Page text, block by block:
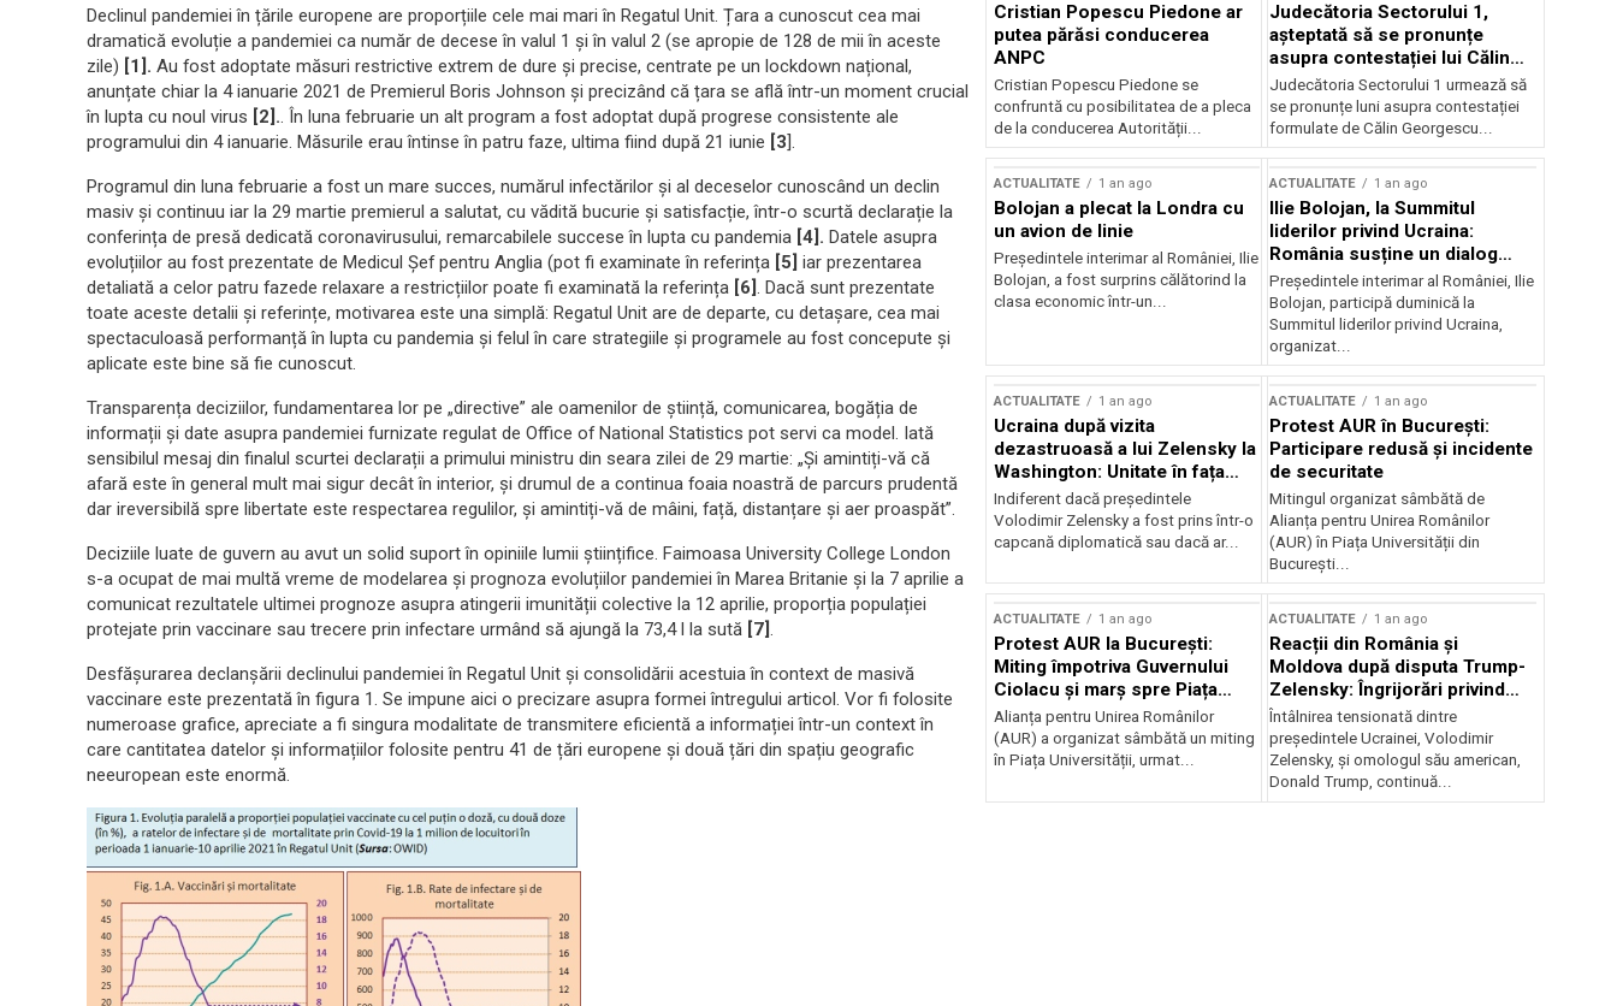
Declinul pandemiei în țările europene are proporțiile cele mai mari în Regatul Unit. Țara a cunoscut cea mai
dramatică evoluție a pandemiei ca număr de decese în valul 1 și în valul 2 (se apropie de 128 de mii în aceste
zile) [1]. Au fost adoptate măsuri restrictive extrem de dure și precise, centrate pe un lockdown național,
anunțate chiar la 4 ianuarie 2021 de Premierul Boris Johnson și precizând că țara se află într-un moment crucial
în lupta cu noul virus [2].. În luna februarie un alt program a fost adoptat după progrese consistente ale
programului din 4 ianuarie. Măsurile erau întinse în patru faze, ultima fiind după 21 iunie [3].
Programul din luna februarie a fost un mare succes, numărul infectărilor și al deceselor cunoscând un declin
masiv și continuu iar la 29 martie premierul a salutat, cu vădită bucurie și satisfacție, într-o scurtă declarație la
conferința de presă dedicată coronavirusului, remarcabilele succese în lupta cu pandemia [4]. Datele asupra
evoluțiilor au fost prezentate de Medicul Șef pentru Anglia (pot fi examinate în referința [5] iar prezentarea
detaliată a celor patru fazede relaxare a restricțiilor poate fi examinată la referința [6]. Dacă sunt prezentate
toate aceste detalii și referințe, motivarea este una simplă: Regatul Unit are de departe, cu detașare, cea mai
spectaculoasă performanță în lupta cu pandemia și felul în care strategiile și programele au fost concepute și
aplicate este bine să fie cunoscut.
Transparența deciziilor, fundamentarea lor pe „directive” ale oamenilor de știință, comunicarea, bogăția de
informații și date asupra pandemiei furnizate regulat de Office of National Statistics pot servi ca model. Iată
sensibilul mesaj din finalul scurtei declarații a primului ministru din seara zilei de 29 martie: „Și amintiți-vă că
afară este în general mult mai sigur decât în interior, și drumul de a continua foaia noastră de parcurs prudentă
dar ireversibilă spre libertate este respectarea regulilor, și amintiți-vă de mâini, față, distanțare și aer proaspăt”.
Deciziile luate de guvern au avut un solid suport în opiniile lumii științifice. Faimoasa University College London
s-a ocupat de mai multă vreme de modelarea și prognoza evoluțiilor pandemiei în Marea Britanie și la 7 aprilie a
comunicat rezultatele ultimei prognoze asupra atingerii imunității colective la 12 aprilie, proporția populației
protejate prin vaccinare sau trecere prin infectare urmând să ajungă la 73,4 l la sută [7].
Desfășurarea declanșării declinului pandemiei în Regatul Unit și consolidării acestuia în context de masivă
vaccinare este prezentată în figura 1. Se impune aici o precizare asupra formei întregului articol. Vor fi folosite
numeroase grafice, apreciate a fi singura modalitate de transmitere eficientă a informației într-un context în
care cantitatea datelor și informațiilor folosite pentru 41 de țări europene și două țări din spațiu geografic
neeuropean este enormă.
Cristian Popescu Piedone ar
putea părăsi conducerea
ANPC
Cristian Popescu Piedone se
confruntă cu posibilitatea de a pleca
de la conducerea Autorității...
Judecătoria Sectorului 1,
așteptată să se pronunțe
asupra contestației lui Călin
Georgescu privind controlul
judiciar
Judecătoria Sectorului 1 urmează să
se pronunțe luni asupra contestației
formulate de Călin Georgescu...
ACTUALITATE 1 an ago
Bolojan a plecat la Londra cu
un avion de linie
Președintele interimar al României, Ilie
Bolojan, a fost surprins călătorind la
clasa economic într-un...
ACTUALITATE 1 an ago
Ilie Bolojan, la Summitul
liderilor privind Ucraina:
România susține un dialog
transatlantic pentru securitate
și stabilitate
Președintele interimar al României, Ilie
Bolojan, participă duminică la
Summitul liderilor privind Ucraina,
organizat...
ACTUALITATE 1 an ago
Ucraina după vizita
dezastruoasă a lui Zelensky la
Washington: Unitate în fața
incertitudinii
Indiferent dacă președintele
Volodimir Zelensky a fost prins într-o
capcană diplomatică sau dacă ar...
ACTUALITATE 1 an ago
Protest AUR în București:
Participare redusă și incidente
de securitate
Mitingul organizat sâmbătă de
Alianța pentru Unirea Românilor
(AUR) în Piața Universității din
București...
ACTUALITATE 1 an ago
Protest AUR la București:
Miting împotriva Guvernului
Ciolacu și marș spre Piața
Victoriei
Alianța pentru Unirea Românilor
(AUR) a organizat sâmbătă un miting
în Piața Universității, urmat...
ACTUALITATE 1 an ago
Reacții din România și
Moldova după disputa Trump-
Zelensky: Îngrijorări privind
securitatea regională
Întâlnirea tensionată dintre
președintele Ucrainei, Volodimir
Zelensky, și omologul său american,
Donald Trump, continuă...